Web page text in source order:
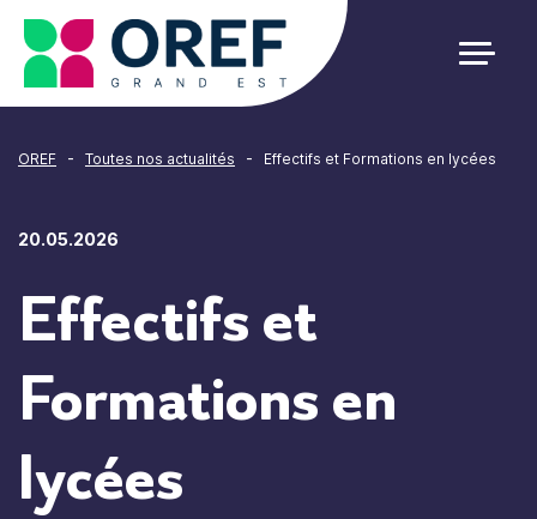
OREF - Toutes nos actualités - Effectifs et Formations en lycées
20.05.2026
Effectifs et
Formations en
lycées